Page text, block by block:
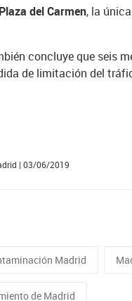
Plaza del Carmen, la
concluye que seis
de limitación del
| 03/06/2019
Madrid
de Madrid